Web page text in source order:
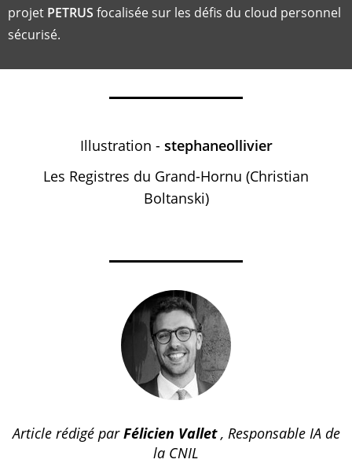
projet PETRUS focalisée sur les défis du cloud personnel
sécurisé.
Illustration - stephaneollivier
Les Registres du Grand-Hornu (Christian
Boltanski)
Article rédigé parFélicien Vallet, Responsable IA de
la CNIL